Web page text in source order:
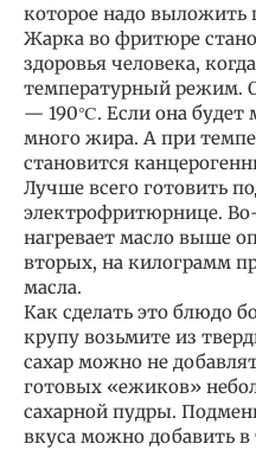
которое надо
Жарка во фритюре
здоровья человека,
температурный режим.
— 190℃. Если она будет
много жира. А при
становится
Лучше всего готовить
электрофритюрнице.
нагревает масло выше
вторых, на килограмм
масла.
Как сделать это блюдо
крупу возьмите из
сахар можно не
готовых «ежиков»
сахарной пудры.
вкуса можно добавить